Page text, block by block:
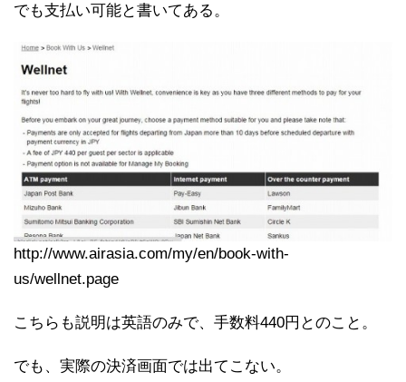
でも支払い可能と書いてある。
http://www.airasia.com/my/en/book-with-
us/wellnet.page
こちらも説明は英語のみで、手数料440円とのこと。
でも、実際の決済画面では出てこない。